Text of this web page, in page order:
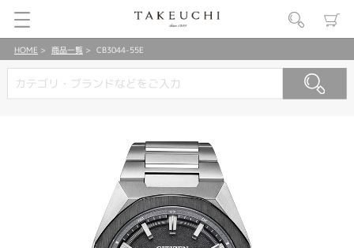
HOME 商品一覧 CB3044-55E